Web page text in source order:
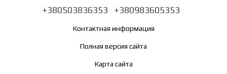
+380503836353 +380983605353
Контактная информация
Полная версия сайта
Карта сайта